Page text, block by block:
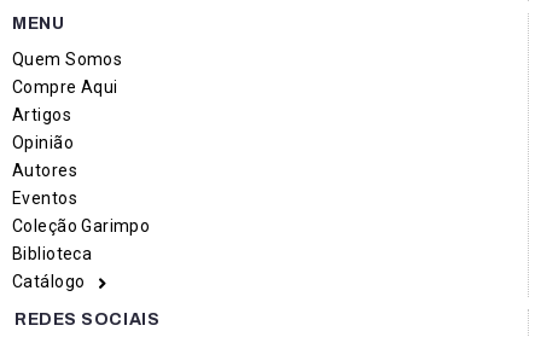
MENU
Quem Somos
Compre Aqui
Artigos
Opinião
Autores
Eventos
Coleção Garimpo
Biblioteca
Catálogo
REDES SOCIAIS